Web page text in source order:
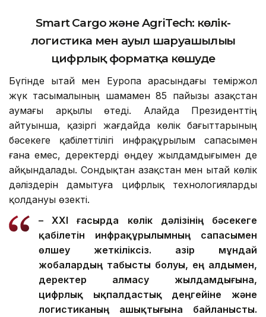
Smart Cargo және AgriTech: көлік-
логистика мен ауыл шаруашылығы
цифрлық форматқа көшуде
Бүгінде Қытай мен Еуропа арасындағы теміржол
жүк тасымалының шамамен 85 пайызы Қазақстан
аумағы арқылы өтеді. Алайда Президенттің
айтуынша, қазіргі жағдайда көлік бағыттарының
бәсекеге қабілеттілігі инфрақұрылым сапасымен
ғана емес, деректерді өңдеу жылдамдығымен де
айқындалады. Сондықтан Қазақстан мен Қытай көлік
дәліздерін дамытуға цифрлық технологияларды
қолдануы өзекті.
– XXI ғасырда көлік дәлізінің бәсекеге
қабілетін инфрақұрылымның сапасымен
өлшеу жеткіліксіз. Қазір мұндай
жобалардың табысты болуы, ең алдымен,
деректер алмасу жылдамдығына,
цифрлық ықпалдастық деңгейіне және
логистиканың ашықтығына байланысты.